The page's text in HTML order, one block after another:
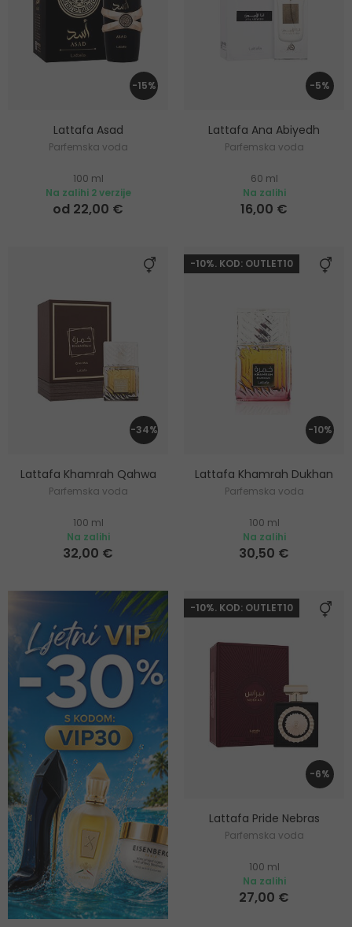
-15%
Lattafa Asad
Parfemska voda
100 ml
Na zalihi 2 verzije
od 22,00 €
-5%
Lattafa Ana Abiyedh
Parfemska voda
60 ml
Na zalihi
16,00 €
-34%
Lattafa Khamrah Qahwa
Parfemska voda
100 ml
Na zalihi
32,00 €
-10%. KOD: OUTLET10
-10%
Lattafa Khamrah Dukhan
Parfemska voda
100 ml
Na zalihi
30,50 €
-10%. KOD: OUTLET10
-6%
Lattafa Pride Nebras
Parfemska voda
100 ml
Na zalihi
27,00 €